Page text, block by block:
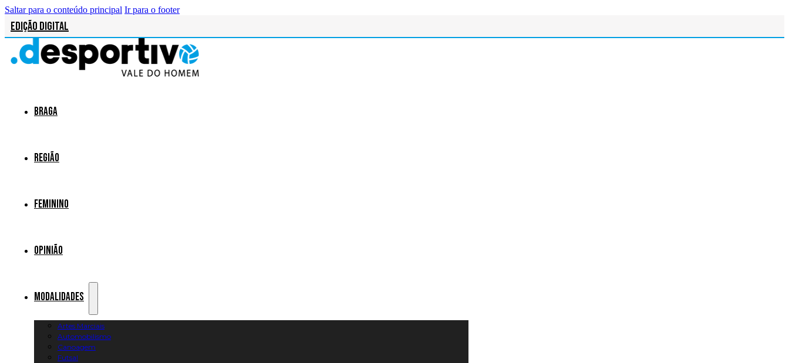
Saltar para o conteúdo principal Ir para o footer
Edição Digital
Braga
Região
Feminino
Opinião
Modalidades
Artes Marciais
Automobilismo
Canoagem
Futsal